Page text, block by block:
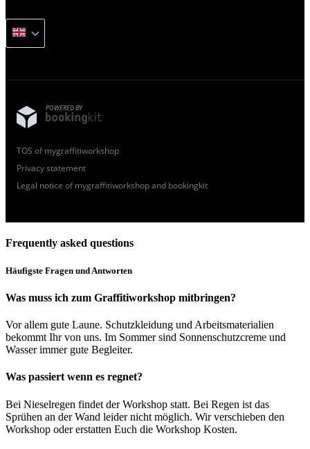
POWERED BY
TOS of mygraffitiworkshop
Privacy statement
Legal notice of mygraffitiworkshop and bookingkit
Frequently asked questions
Häufigste Fragen und Antworten
Was muss ich zum Graffitiworkshop mitbringen?
Vor allem gute Laune. Schutzkleidung und Arbeitsmaterialien
bekommt Ihr von uns. Im Sommer sind Sonnenschutzcreme und
Wasser immer gute Begleiter.
Was passiert wenn es regnet?
Bei Nieselregen findet der Workshop statt. Bei Regen ist das
Sprühen an der Wand leider nicht möglich. Wir verschieben den
Workshop oder erstatten Euch die Workshop Kosten.